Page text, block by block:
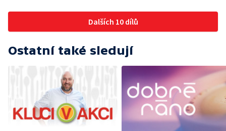
Zooterapie - praktické využití - Linda
Tinková — Pražské jaro - Klára Boudalová,
Marko Ivanović
Dalších 10 dílů
Ostatní také sledují